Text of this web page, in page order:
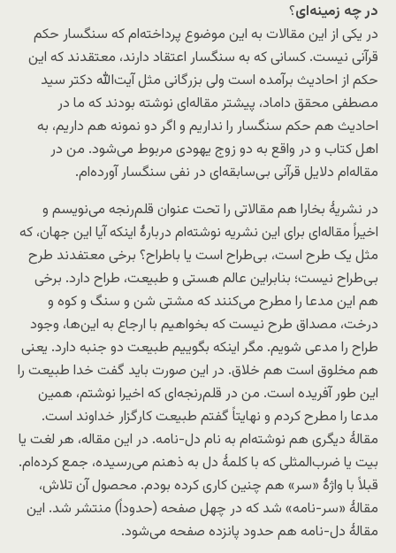
در چه زمینه‌ای؟
در یکی از این مقالات به این موضوع پرداخته‌ام که سنگسار حکم
قرآنی نیست. کسانی که به سنگسار اعتقاد دارند، معتقدند که این
حکم از احادیث برآمده است ولی بزرگانی مثل آیت‌الله دکتر سید
مصطفی محقق داماد، پیشتر مقاله‌ای نوشته بودند که ما در
احادیث هم حکم سنگسار را نداریم و اگر دو نمونه هم داریم، به
اهل کتاب و در واقع به دو زوج یهودی مربوط می‌شود. من در
مقاله‌ام دلایل قرآنی بی‌سابقه‌ای در نفی سنگسار آورده‌ام.
در نشریۀ بخارا هم مقالاتی را تحت عنوان قلم‌رنجه می‌نویسم و
اخیراً مقاله‌ای برای این نشریه نوشته‌ام دربارۀ اینکه آیا این جهان، که
مثل یک طرح است، بی‌طراح است یا باطراح؟ برخی معتفدند طرح
بی‌طراح نیست؛ بنابراین عالم هستی و طبیعت، طراح دارد. برخی
هم این مدعا را مطرح می‌کنند که مشتی شن و سنگ و کوه و
درخت، مصداق طرح نیست که بخواهیم با ارجاع به این‌ها، وجود
طراح را مدعی شویم. مگر اینکه بگوییم طبیعت دو جنبه دارد. یعنی
هم مخلوق است هم خلاق. در این صورت باید گفت خدا طبیعت را
این طور آفریده است. من در قلم‌رنجه‌ای که اخیرا نوشتم، همین
مدعا را مطرح کردم و نهایتاً گفتم طبیعت کارگزار خداوند است.
مقالۀ دیگری هم نوشته‌ام به نام دل-‌نامه. در این مقاله، هر لغت یا
بیت یا ضرب‌المثلی که با کلمۀ دل به ذهنم می‌رسیده، جمع کرده‌ام.
قبلاً با واژۀ «سر» هم چنین کاری کرده‌ بودم. محصول آن تلاش،
مقالۀ «سر-نامه» شد که در چهل صفحه (حدوداً) منتشر شد. این
مقالۀ دل-نامه هم حدود پانزده صفحه می‌شود.